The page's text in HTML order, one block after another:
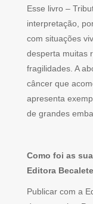
Esse livro –
interpretação,
com situações
desperta muitas
fragilidades. A
câncer que
apresenta
de grandes
Como foi as
Editora
Publicar com a